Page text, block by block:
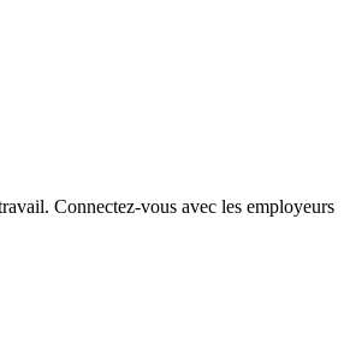
Connectez-vous avec les employeurs